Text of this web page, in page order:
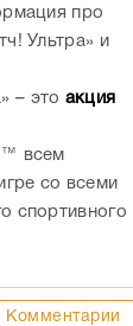
про
Ультра» и
– это акция
всем
со всеми
спортивного
Комментарии